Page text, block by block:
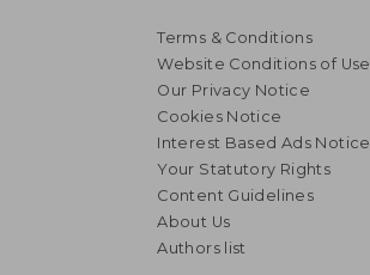
Terms & Conditions
Website Conditions of Use
Our Privacy Notice
Cookies Notice
Interest Based Ads Notice
Your Statutory Rights
Content Guidelines
About Us
Authors list